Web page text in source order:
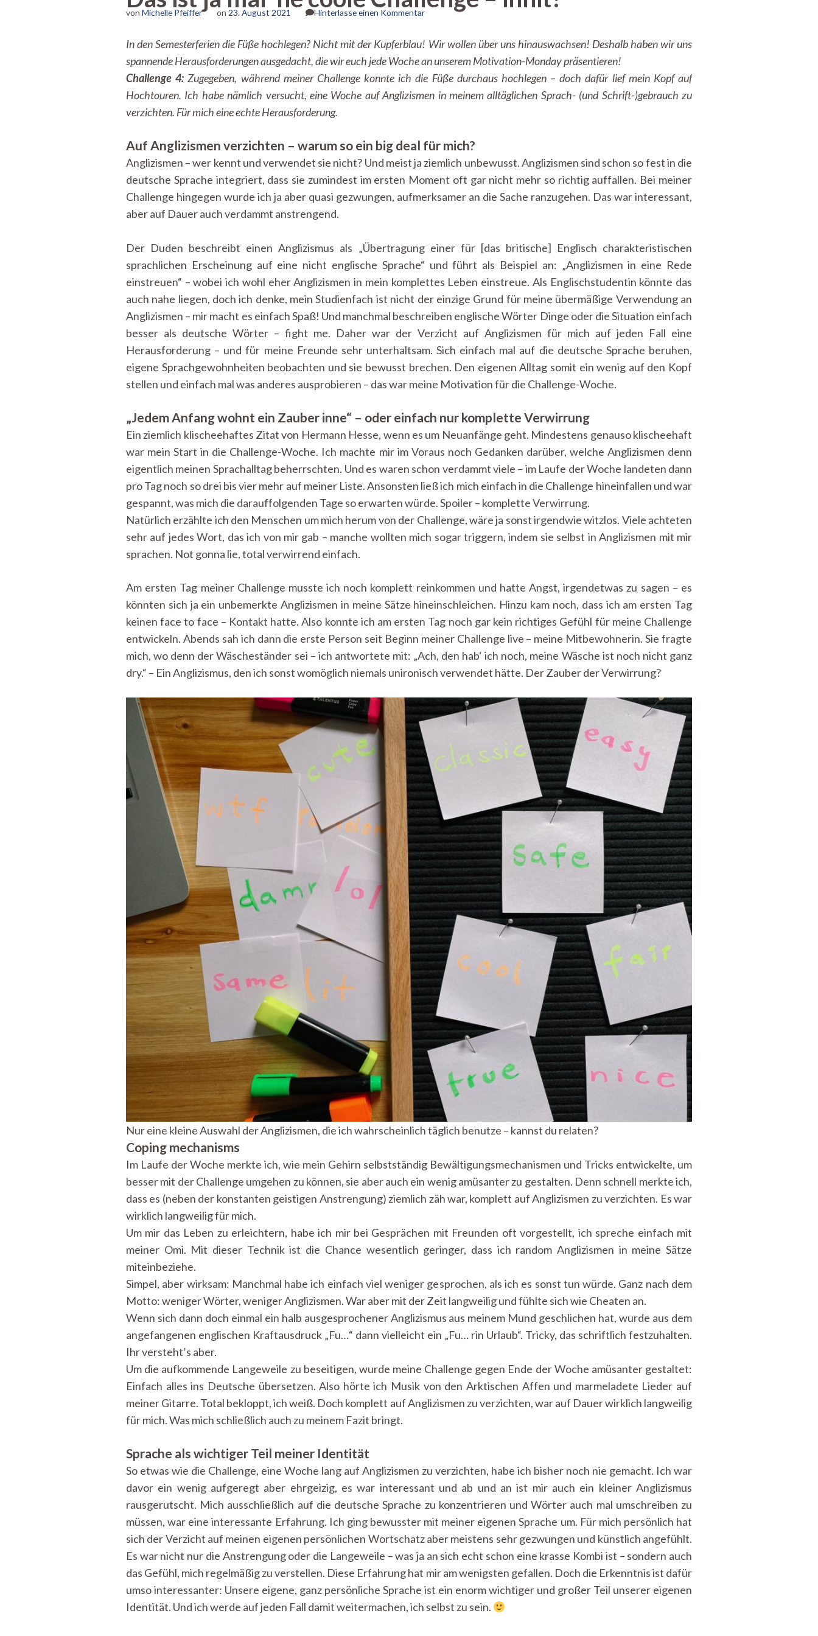
von Michelle Pfeiffer on 23. August 2021 Hinterlasse einen Kommentarzu
ja
mal
’ne
coole
Challenge
In den Semesterferien die Füße hochlegen? Nicht mit der Kupferblau! Wir wollen über uns hinauswachsen! Deshalb haben wir uns
spannende Herausforderungen ausgedacht, die wir euch jede Woche an unserem Motivation-Monday präsentieren!
Challenge 4: Zugegeben, während meiner Challenge konnte ich die Füße durchaus hochlegen – doch dafür lief mein Kopf auf
Hochtouren. Ich habe nämlich versucht, eine Woche auf Anglizismen in meinem alltäglichen Sprach- (und Schrift-)gebrauch zu
verzichten. Für mich eine echte Herausforderung.
Auf Anglizismen verzichten – warum so ein big deal für mich?
Anglizismen – wer kennt und verwendet sie nicht? Und meist ja ziemlich unbewusst. Anglizismen sind schon so fest in die
deutsche Sprache integriert, dass sie zumindest im ersten Moment oft gar nicht mehr so richtig auffallen. Bei meiner
Challenge hingegen wurde ich ja aber quasi gezwungen, aufmerksamer an die Sache ranzugehen. Das war interessant,
aber auf Dauer auch verdammt anstrengend.
Der Duden beschreibt einen Anglizismus als „Übertragung einer für [das britische] Englisch charakteristischen
sprachlichen Erscheinung auf eine nicht englische Sprache“ und führt als Beispiel an: „Anglizismen in eine Rede
einstreuen“ – wobei ich wohl eher Anglizismen in mein komplettes Leben einstreue. Als Englischstudentin könnte das
auch nahe liegen, doch ich denke, mein Studienfach ist nicht der einzige Grund für meine übermäßige Verwendung an
Anglizismen – mir macht es einfach Spaß! Und manchmal beschreiben englische Wörter Dinge oder die Situation einfach
besser als deutsche Wörter – fight me. Daher war der Verzicht auf Anglizismen für mich auf jeden Fall eine
Herausforderung – und für meine Freunde sehr unterhaltsam. Sich einfach mal auf die deutsche Sprache beruhen,
eigene Sprachgewohnheiten beobachten und sie bewusst brechen. Den eigenen Alltag somit ein wenig auf den Kopf
stellen und einfach mal was anderes ausprobieren – das war meine Motivation für die Challenge-Woche.
„Jedem Anfang wohnt ein Zauber inne“ – oder einfach nur komplette Verwirrung
Ein ziemlich klischeehaftes Zitat von Hermann Hesse, wenn es um Neuanfänge geht. Mindestens genauso klischeehaft
war mein Start in die Challenge-Woche. Ich machte mir im Voraus noch Gedanken darüber, welche Anglizismen denn
eigentlich meinen Sprachalltag beherrschten. Und es waren schon verdammt viele – im Laufe der Woche landeten dann
pro Tag noch so drei bis vier mehr auf meiner Liste. Ansonsten ließ ich mich einfach in die Challenge hineinfallen und war
gespannt, was mich die darauffolgenden Tage so erwarten würde. Spoiler – komplette Verwirrung.
Natürlich erzählte ich den Menschen um mich herum von der Challenge, wäre ja sonst irgendwie witzlos. Viele achteten
sehr auf jedes Wort, das ich von mir gab – manche wollten mich sogar triggern, indem sie selbst in Anglizismen mit mir
sprachen. Not gonna lie, total verwirrend einfach.
Am ersten Tag meiner Challenge musste ich noch komplett reinkommen und hatte Angst, irgendetwas zu sagen – es
könnten sich ja ein unbemerkte Anglizismen in meine Sätze hineinschleichen. Hinzu kam noch, dass ich am ersten Tag
keinen face to face – Kontakt hatte. Also konnte ich am ersten Tag noch gar kein richtiges Gefühl für meine Challenge
entwickeln. Abends sah ich dann die erste Person seit Beginn meiner Challenge live – meine Mitbewohnerin. Sie fragte
mich, wo denn der Wäscheständer sei – ich antwortete mit: „Ach, den hab‘ ich noch, meine Wäsche ist noch nicht ganz
dry.“ – Ein Anglizismus, den ich sonst womöglich niemals unironisch verwendet hätte. Der Zauber der Verwirrung?
Nur eine kleine Auswahl der Anglizismen, die ich wahrscheinlich täglich benutze – kannst du relaten?
Coping mechanisms
Im Laufe der Woche merkte ich, wie mein Gehirn selbstständig Bewältigungsmechanismen und Tricks entwickelte, um
besser mit der Challenge umgehen zu können, sie aber auch ein wenig amüsanter zu gestalten. Denn schnell merkte ich,
dass es (neben der konstanten geistigen Anstrengung) ziemlich zäh war, komplett auf Anglizismen zu verzichten. Es war
wirklich langweilig für mich.
Um mir das Leben zu erleichtern, habe ich mir bei Gesprächen mit Freunden oft vorgestellt, ich spreche einfach mit
meiner Omi. Mit dieser Technik ist die Chance wesentlich geringer, dass ich random Anglizismen in meine Sätze
miteinbeziehe.
Simpel, aber wirksam: Manchmal habe ich einfach viel weniger gesprochen, als ich es sonst tun würde. Ganz nach dem
Motto: weniger Wörter, weniger Anglizismen. War aber mit der Zeit langweilig und fühlte sich wie Cheaten an.
Wenn sich dann doch einmal ein halb ausgesprochener Anglizismus aus meinem Mund geschlichen hat, wurde aus dem
angefangenen englischen Kraftausdruck „Fu…“ dann vielleicht ein „Fu… rin Urlaub“. Tricky, das schriftlich festzuhalten.
Ihr versteht’s aber.
Um die aufkommende Langeweile zu beseitigen, wurde meine Challenge gegen Ende der Woche amüsanter gestaltet:
Einfach alles ins Deutsche übersetzen. Also hörte ich Musik von den Arktischen Affen und marmeladete Lieder auf
meiner Gitarre. Total bekloppt, ich weiß. Doch komplett auf Anglizismen zu verzichten, war auf Dauer wirklich langweilig
für mich. Was mich schließlich auch zu meinem Fazit bringt.
Sprache als wichtiger Teil meiner Identität
So etwas wie die Challenge, eine Woche lang auf Anglizismen zu verzichten, habe ich bisher noch nie gemacht. Ich war
davor ein wenig aufgeregt aber ehrgeizig, es war interessant und ab und an ist mir auch ein kleiner Anglizismus
rausgerutscht. Mich ausschließlich auf die deutsche Sprache zu konzentrieren und Wörter auch mal umschreiben zu
müssen, war eine interessante Erfahrung. Ich ging bewusster mit meiner eigenen Sprache um. Für mich persönlich hat
sich der Verzicht auf meinen eigenen persönlichen Wortschatz aber meistens sehr gezwungen und künstlich angefühlt.
Es war nicht nur die Anstrengung oder die Langeweile – was ja an sich echt schon eine krasse Kombi ist – sondern auch
das Gefühl, mich regelmäßig zu verstellen. Diese Erfahrung hat mir am wenigsten gefallen. Doch die Erkenntnis ist dafür
umso interessanter: Unsere eigene, ganz persönliche Sprache ist ein enorm wichtiger und großer Teil unserer eigenen
Identität. Und ich werde auf jeden Fall damit weitermachen, ich selbst zu sein.